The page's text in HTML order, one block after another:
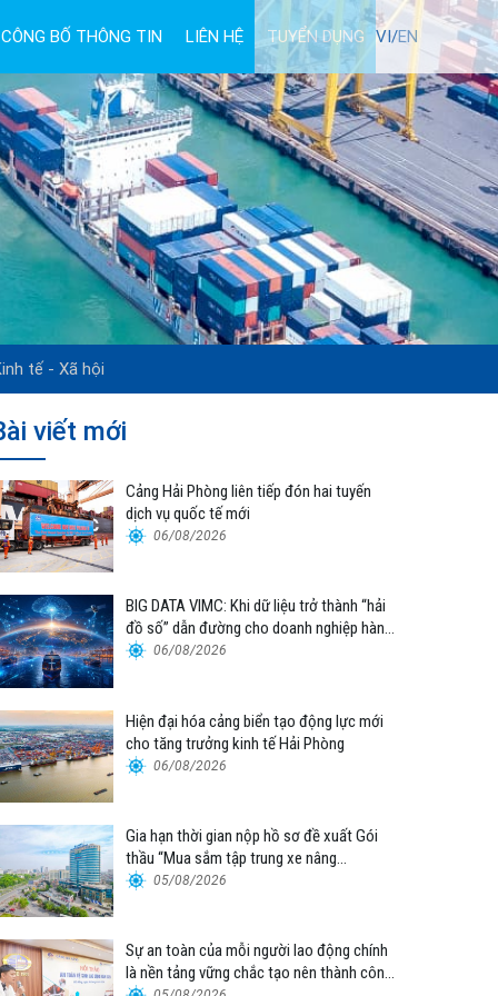
CÔNG BỐ THÔNG TIN LIÊN HỆ TUYỂN DỤNG VI/EN
tế - Xã hội
viết mới
Cảng Hải Phòng liên tiếp đón hai tuyến
dịch vụ quốc tế mới
06/08/2026
BIG DATA VIMC: Khi dữ liệu trở thành “hải
đồ số” dẫn đường cho doanh nghiệp hàng
hải 06/08/2026
Hiện đại hóa cảng biển tạo động lực mới
cho tăng trưởng kinh tế Hải Phòng
06/08/2026
Gia hạn thời gian nộp hồ sơ đề xuất Gói
thầu “Mua sắm tập trung xe nâng
container thuộc Tổng công ty Hàng hải
05/08/2026
Sự an toàn của mỗi người lao động chính
là nền tảng vững chắc tạo nên thành công